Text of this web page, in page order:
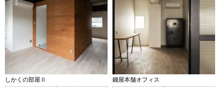
しかくの部屋Ⅱ 錢屋本舗オフィス